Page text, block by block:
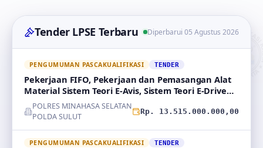
Tender LPSE Terbaru Diperbarui 05 Agustus 2026
PENGUMUMAN PASCAKUALIFIKASI TENDER
Pekerjaan FIFO, Pekerjaan dan Pemasangan Alat
Material Sistem Teori E-Avis, Sistem Teori E-Drive
serPOLRES MINAHASA SELATAN
POLDA SULUT
Rp. 13.515.000.000,00
PENGUMUMAN PASCAKUALIFIKASI TENDER